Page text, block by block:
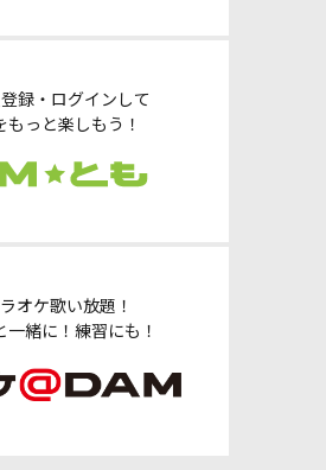
録・ログインして
もっと楽しもう！
オケ歌い放題！
一緒に！練習にも！